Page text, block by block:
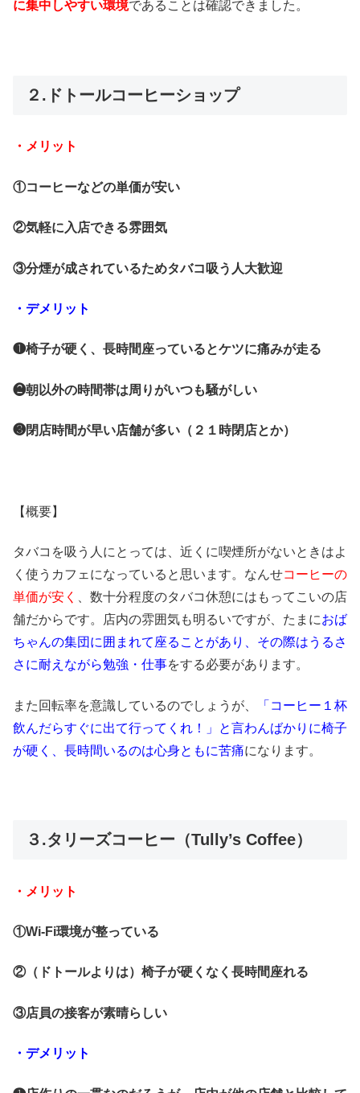
に集中しやすい環境であることは確認できました。
２.ドトールコーヒーショップ
・メリット
①コーヒーなどの単価が安い
②気軽に入店できる雰囲気
③分煙が成されているためタバコ吸う人大歓迎
・デメリット
❶椅子が硬く、長時間座っているとケツに痛みが走る
❷朝以外の時間帯は周りがいつも騒がしい
❸閉店時間が早い店舗が多い（２１時閉店とか）
【概要】
タバコを吸う人にとっては、近くに喫煙所がないときはよ
く使うカフェになっていると思います。なんせコーヒーの
単価が安く
、数十分程度のタバコ休憩にはもってこいの店
舗だからです。店内の雰囲気も明るいですが、たまにおば
ちゃんの集団に囲まれて座ることがあり、その際はうるさ
さに耐えながら勉強・仕事をする必要があります。
また回転率を意識しているのでしょうが、
「コーヒー１杯
飲んだらすぐに出て行ってくれ！」と言わんばかりに椅子
が硬く、長時間いるのは心身ともに苦痛になります。
３.タリーズコーヒー（Tully’s Coffee）
・メリット
①Wi-Fi環境が整っている
②（ドトールよりは）椅子が硬くなく長時間座れる
③店員の接客が素晴らしい
・デメリット